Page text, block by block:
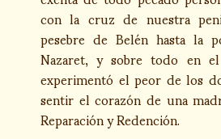
con la cruz de nuestra
pesebre de Belén hasta la
Nazaret, y sobre todo en
experimentó el peor de los
sentir el corazón de una
Reparación y Redención.